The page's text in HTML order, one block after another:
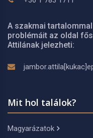
A szakmai
problémáit az oldal
Attilának jelezheti:
Mit hol találok?
Magyarázatok